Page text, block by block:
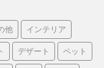
他 インテリア
デザート ペット